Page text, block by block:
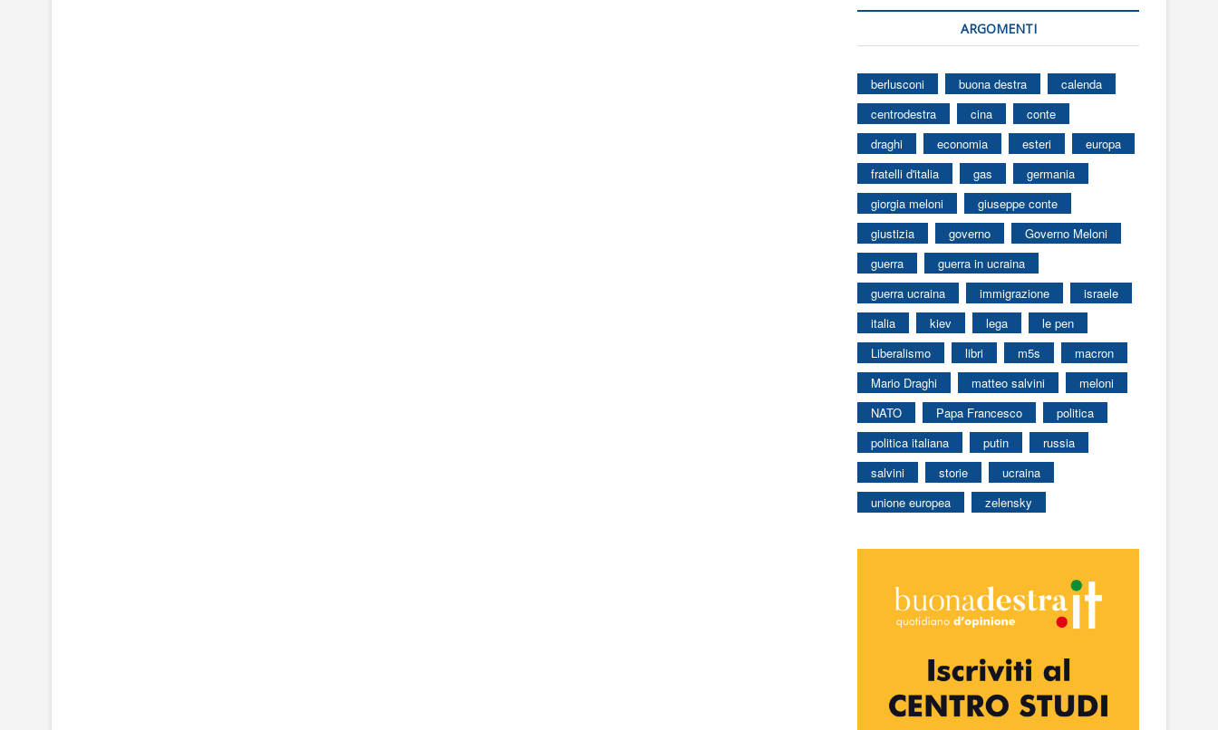
ARGOMENTI
berlusconi buona destra
calenda
centrodestra
cina
conte
draghi
economia esteri
europa
fratelli d'italia
gas
germania
giorgia meloni
giuseppe conte
giustizia
governo
Governo Meloni
guerra
guerra in ucraina
guerra ucraina
immigrazione
israele
italia
kiev lega
le pen
Liberalismo
libri m5s
macron
Mario Draghi
matteo salvini
meloni
NATO
Papa Francesco
politica
politica italiana
putin
russia
salvini
storie
ucraina
unione europea
zelensky